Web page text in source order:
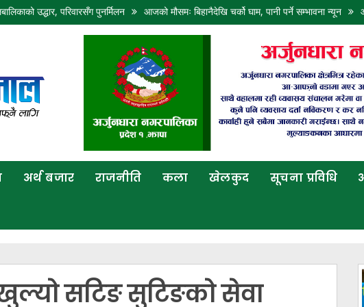
परिवारसँग पुनर्मिलन आजको मौसमः बिहानैदेखि चर्को घाम, पानी पर्ने सम्भावना न्यून आज पनि
अर्थ बजार राजनीति कला खेलकुद सूचना प्रविधि
सटिङ सुटिङको सेवा